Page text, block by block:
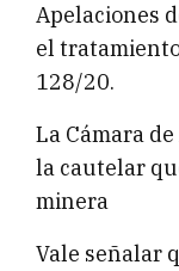
Apelaciones
el
128/20.
La Cámara
la cautelar
minera
Vale señalar